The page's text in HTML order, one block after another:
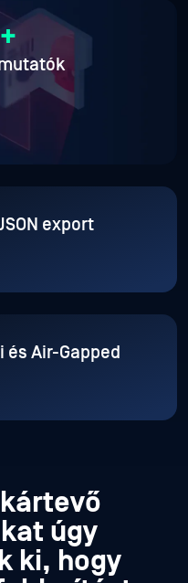
export
és Air-Gapped
úgy
ki, hogy